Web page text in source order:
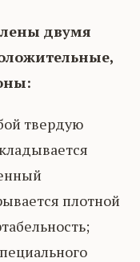
двумя
твердую
плотной